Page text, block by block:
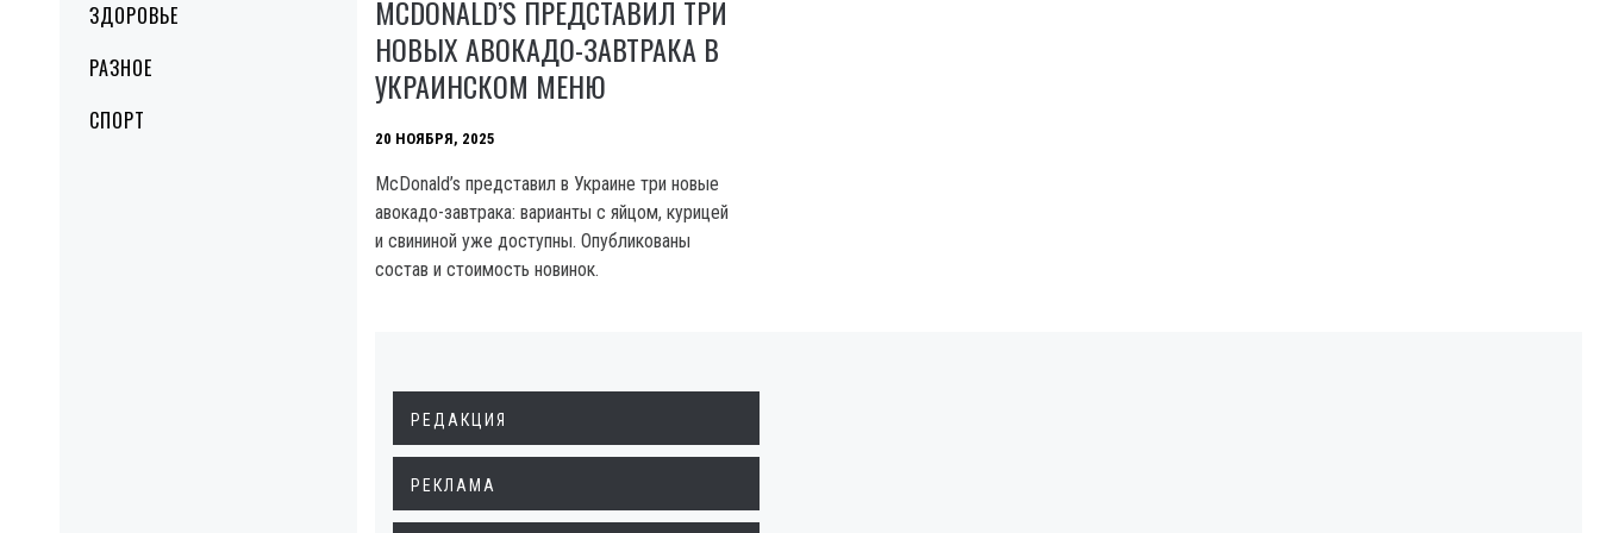
ЗДОРОВЬЕ
РАЗНОЕ
СПОРТ
MCDONALD’S ПРЕДСТАВИЛ ТРИ
НОВЫХ АВОКАДО-ЗАВТРАКА В
УКРАИНСКОМ МЕНЮ
20 НОЯБРЯ, 2025
McDonald’s представил в Украине три новые
авокадо-завтрака: варианты с яйцом, курицей
и свининой уже доступны. Опубликованы
состав и стоимость новинок.
РЕДАКЦИЯ
РЕКЛАМА